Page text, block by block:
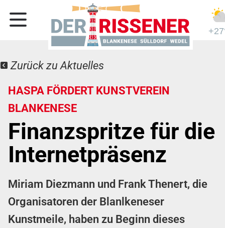
Zurück zu Aktuelles
HASPA FÖRDERT KUNSTVEREIN
BLANKENESE
Finanzspritze für die
Internetpräsenz
Miriam Diezmann und Frank Thenert, die
Organisatoren der Blanlkeneser
Kunstmeile, haben zu Beginn dieses